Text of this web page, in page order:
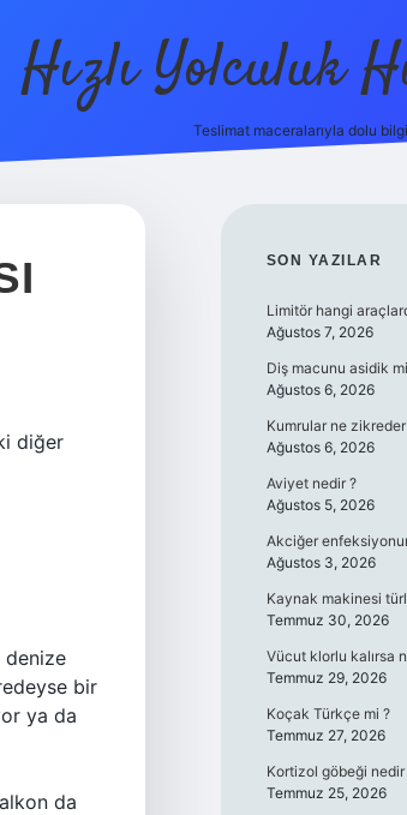
Hızlı Yolculuk
Teslimat maceralarıyla dolu
diğer
denize
bir
ya da
da
SON YAZILAR
Limitör hangi
Ağustos 7, 2026
Diş macunu asidik
Ağustos 6, 2026
Kumrular ne zikreder
Ağustos 6, 2026
Aviyet nedir ?
Ağustos 5, 2026
Akciğer
Ağustos 3, 2026
Kaynak makinesi
Temmuz 30, 2026
Vücut klorlu kalırsa
Temmuz 29, 2026
Koçak Türkçe mi ?
Temmuz 27, 2026
Kortizol göbeği nedir
Temmuz 25, 2026